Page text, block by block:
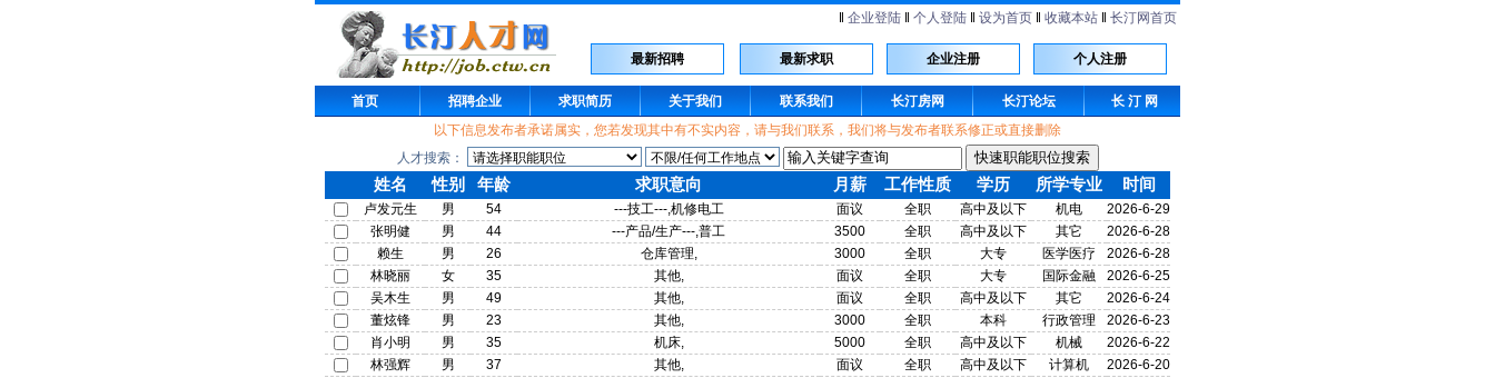
企业登陆 个人登陆 设为首页 收藏本站 长汀网首页
最新招聘 最新求职 企业注册 个人注册
首页 招聘企业 求职简历 关于我们 联系我们 长汀房网 长汀论坛
长 汀 网
以下信息发布者承诺属实，您若发现其中有不实内容，请与我们联系，我们将与发布者联系修正或直接删除
人才搜索：
姓名 性别 年龄 求职意向 月薪 工作性质 学历 所学专业 时间
卢发元生 男 54 ---技工---,机修电工 面议 全职 高中及以下 机电
2026-6-29
张明健
男 44 ---产品/生产---,普工 3500 全职 高中及以下 其它
2026-6-28
赖生
男 26 仓库管理, 3000 全职 大专 医学医疗
2026-6-28
林晓丽
女 35 其他, 面议 全职 大专 国际金融
2026-6-25
吴木生
男 49 其他, 面议 全职 高中及以下 其它
2026-6-24
董炫锋
男 23 其他, 3000 全职 本科 行政管理
2026-6-23
肖小明
男 35 机床, 5000 全职 高中及以下 机械
2026-6-22
林强辉
男 37 其他, 面议 全职 高中及以下 计算机
2026-6-20